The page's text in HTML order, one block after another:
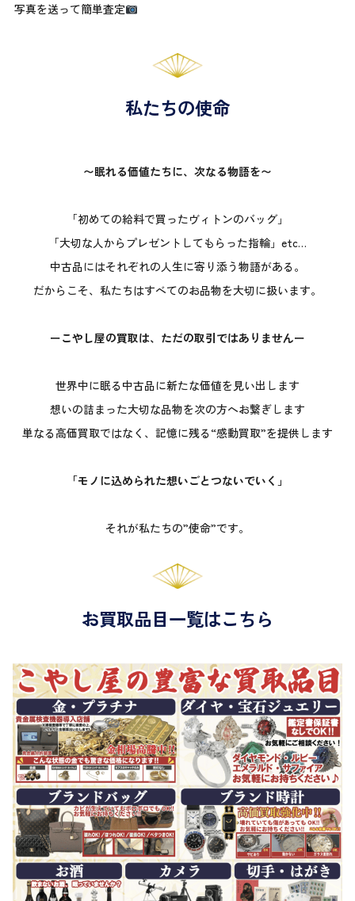
写真を送って簡単査定
私たちの使命
〜眠れる価値たちに、次なる物語を〜
「初めての給料で買ったヴィトンのバッグ」
「大切な人からプレゼントしてもらった指輪」etc…
中古品にはそれぞれの人生に寄り添う物語がある。
だからこそ、私たちはすべてのお品物を大切に扱います。
ーこやし屋の買取は、ただの取引ではありませんー
世界中に眠る中古品に新たな価値を見い出します
想いの詰まった大切な品物を次の方へお繋ぎします
単なる高価買取ではなく、記憶に残る“感動買取”を提供します
「モノに込められた想いごとつないでいく」
それが私たちの”使命”です。
お買取品目一覧はこちら